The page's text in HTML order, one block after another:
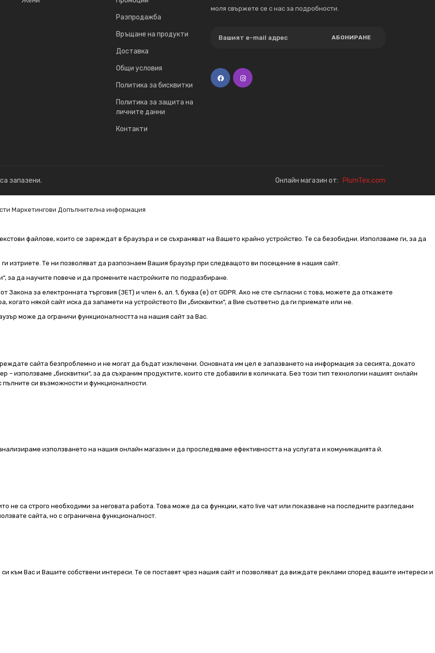
Разпродажба
Връщане на продукти
Доставка
Общи условия
Политика за бисквитки
Политика за защита на
личните данни
Контакти
моля свържете се с нас за подробности.
АБОНИРАНЕ
запазени. Онлайн магазин от: PlumTex.com
Маркетингови Допълнителна информация
файлове, които се зареждат в браузъра и се съхраняват на Вашето крайно устройство. Те са безобидни. Използваме ги, за да
ги изтриете. Те ни позволяват да разпознаем Вашия браузър при следващото ви посещение в нашия сайт.
за да научите повече и да промените настройките по подразбиране.
Закона за електронната търговия (ЗЕТ) и член 6, ал. 1, буква (е) от GDPR. Ако не сте съгласни с това, можете да откажете
някой сайт иска да запамети на устройството Ви „бисквитки“, а Вие съответно да ги приемате или не.
може да ограничи функционалността на нашия сайт за Вас.
сайта безпроблемно и не могат да бъдат изключени. Основната им цел е запазването на информация за сесията, докато
използваме „бисквитки“, за да съхраним продуктите, които сте добавили в количката. Без този тип технологии нашият онлайн
си възможности и функционалности.
използването на нашия онлайн магазин и да проследяваме ефективността на услугата и комуникацията й.
не са строго необходими за неговата работа. Това може да са функции, като live чат или показване на последните разгледани
сайта, но с ограничена функционалност.
към Вас и Вашите собствени интереси. Те се поставят чрез нашия сайт и позволяват да виждате реклами според вашите интереси и